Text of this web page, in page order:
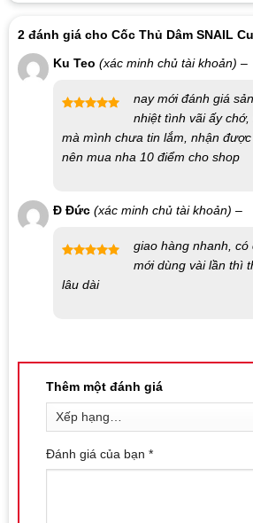
rất dễ dàng để cất giấu và mang theo
chuyến đi.
Chống Nước:
sử dụng ở nhiều môi trường khác
An Toàn và Tiện Lợi:
Sử dụng âm
mãn nhu cầu tình dục một cách an
Hướng Dẫn Sử Dụng:
Trước khi sử dụng, vệ sinh sản phẩm
dung dịch tẩy rửa.
Với Snail Cup, bạn sẽ trải nghiệm được
phấn kích và kích thích không giới hạn.
Liên hệ mua sản phẩm tại Shop
2 đánh giá cho Cốc Thủ Dâm SNAIL
hạng55
sao
Ku Teo (xác minh chủ tài khoản) –
nay mới đánh giá
nhiệt tình vãi ấy
mà mình chưa tin lắm, nhận
nên mua nha 10 điểm cho shop
hạng5
Đ Đức (xác minh chủ tài khoản) –
giao hàng nhanh, có
mới dùng vài lần thì
lâu dài
Thêm một đánh giá
Đánh giá của bạn *